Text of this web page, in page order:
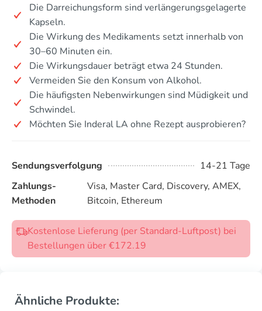
Die Darreichungsform sind verlängerungsgelagerte
Kapseln.
Die Wirkung des Medikaments setzt innerhalb von
30–60 Minuten ein.
Die Wirkungsdauer beträgt etwa 24 Stunden.
Vermeiden Sie den Konsum von Alkohol.
Die häufigsten Nebenwirkungen sind Müdigkeit und
Schwindel.
Möchten Sie Inderal LA ohne Rezept ausprobieren?
Sendungsverfolgung
14-21 Tage
Zahlungs-
Methoden
Visa, Master Card, Discovery, AMEX,
Bitcoin, Ethereum
Kostenlose Lieferung (per Standard-Luftpost) bei
Bestellungen über €172.19
Ähnliche Produkte: